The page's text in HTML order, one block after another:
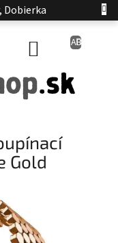
Dobierka
NÁKUPNÝ
Gold